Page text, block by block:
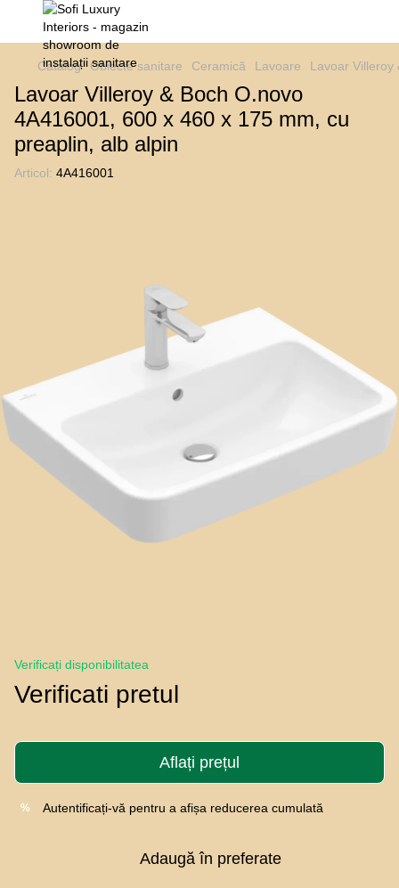
Catalog Obiecte sanitare Ceramică Lavoare Lavoar Villeroy
Lavoar Villeroy & Boch O.novo
4A416001, 600 x 460 x 175 mm, cu
preaplin, alb alpin
Articol: 4A416001
Verificați disponibilitatea
Verificati pretul
Aflați prețul
% Autentificați-vă pentru a afișa reducerea cumulată
Adaugă în preferate